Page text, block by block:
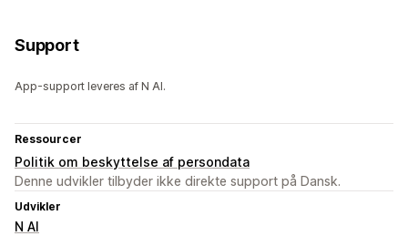
Support
App-support leveres af N AI.
Ressourcer
Politik om beskyttelse af persondata
Denne udvikler tilbyder ikke direkte support på Dansk.
Udvikler
N AI